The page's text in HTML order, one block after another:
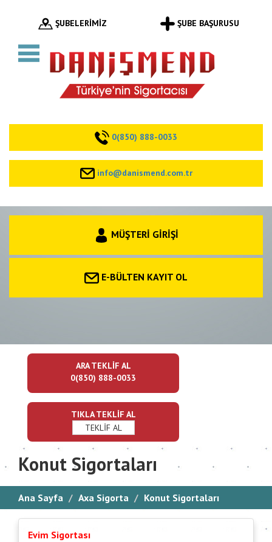
ŞUBELERİMİZ ŞUBE BAŞURUSU
0(850) 888-0033
info@danismend.com.tr
MÜŞTERİ GİRİŞİ
E-BÜLTEN KAYIT OL
ARA TEKLİF AL
0(850) 888-0033
TIKLA TEKLİF AL
TEKLİF AL
Konut Sigortaları
Ana Sayfa Axa Sigorta Konut Sigortaları
Evim Sigortası